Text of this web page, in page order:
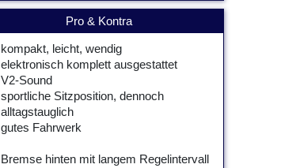
Pro & Kontra
kompakt, leicht, wendig
elektronisch komplett ausgestattet
V2-Sound
sportliche Sitzposition, dennoch
alltagstauglich
gutes Fahrwerk
Bremse hinten mit langem Regelintervall